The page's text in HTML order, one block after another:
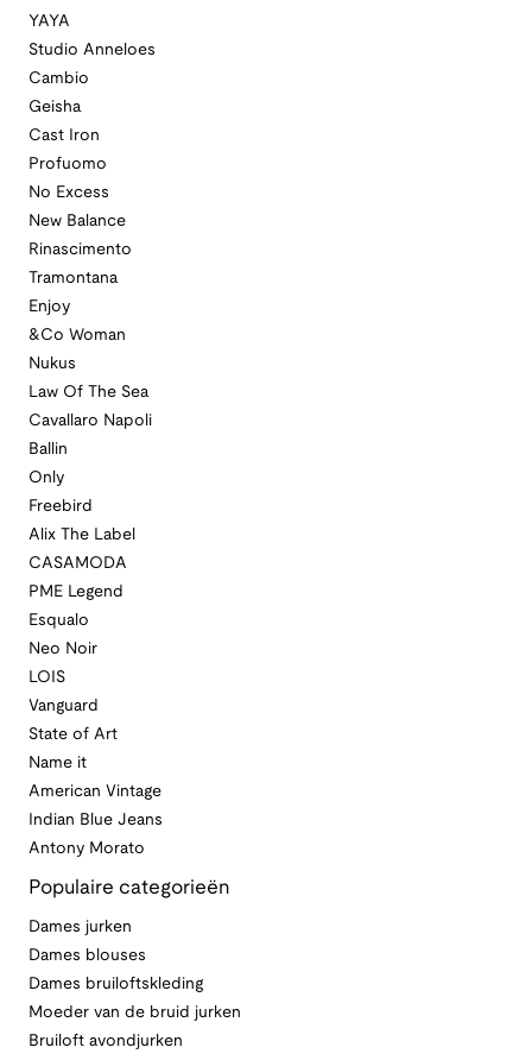
YAYA
Studio Anneloes
Cambio
Geisha
Cast Iron
Profuomo
No Excess
New Balance
Rinascimento
Tramontana
Enjoy
&Co Woman
Nukus
Law Of The Sea
Cavallaro Napoli
Ballin
Only
Freebird
Alix The Label
CASAMODA
PME Legend
Esqualo
Neo Noir
LOIS
Vanguard
State of Art
Name it
American Vintage
Indian Blue Jeans
Antony Morato
Populaire categorieën
Dames jurken
Dames blouses
Dames bruiloftskleding
Moeder van de bruid jurken
Bruiloft avondjurken